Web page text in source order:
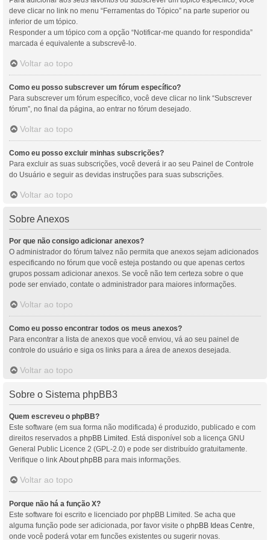
deve clicar no link no menu “Ferramentas do Tópico” na parte superior ou
inferior de um tópico.
Responder a um tópico com a opção “Notificar-me quando for respondida”
marcada é equivalente a subscrevê-lo.
Voltar ao topo
Como eu posso subscrever um fórum específico?
Para subscrever um fórum específico, você deve clicar no link “Subscrever
fórum”, no final da página, ao entrar no fórum desejado.
Voltar ao topo
Como eu posso excluir minhas subscrições?
Para excluir as suas subscrições, você deverá ir ao seu Painel de Controle
do Usuário e seguir as devidas instruções para suas subscrições.
Voltar ao topo
Sobre Anexos
Por que não consigo adicionar anexos?
O administrador do fórum talvez não permita que anexos sejam adicionados
especificando no fórum que você esteja postando ou que apenas certos
grupos possam adicionar anexos. Se você não tem certeza sobre o que
pode ser enviado, contate o administrador para maiores informações.
Voltar ao topo
Como eu posso encontrar todos os meus anexos?
Para encontrar a lista de anexos que você enviou, vá ao seu painel de
controle do usuário e siga os links para a área de anexos desejada.
Voltar ao topo
Sobre o Sistema phpBB3
Quem escreveu o phpBB?
Este software (em sua forma não modificada) é produzido, publicado e com
direitos reservados a phpBB Limited . Está disponível sob a licença GNU
General Public Licence 2 (GPL-2.0) e pode ser distribuído gratuitamente.
Verifique o link About phpBB para mais informações.
Voltar ao topo
Porque não há a função X?
Este software foi escrito e licenciado por phpBB Limited. Se acha que
alguma função pode ser adicionada, por favor visite o phpBB Ideas Centre,
onde você poderá votar em funcões existentes ou sugerir novas.